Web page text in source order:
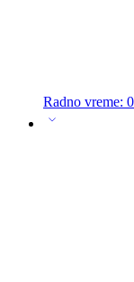
Radno vreme: